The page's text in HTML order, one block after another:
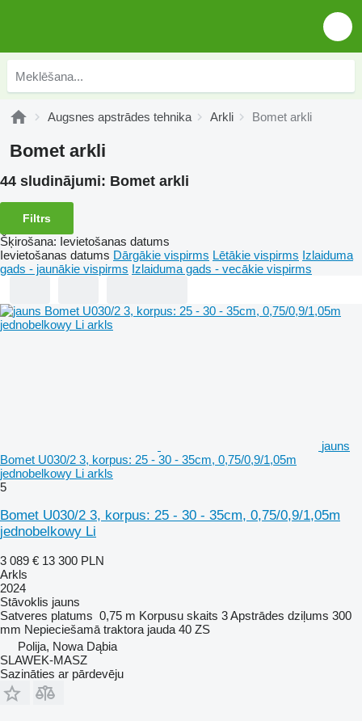
Augsnes apstrādes tehnika Arkli Bomet arkli
Bomet arkli
44 sludinājumi: Bomet arkli
Filtrs
Šķirošana: Ievietošanas datums
Ievietošanas datums Dārgākie vispirms Lētākie vispirms Izlaiduma
gads - jaunākie vispirms Izlaiduma gads - vecākie vispirms
jauns
Bomet U030/2 3, korpus: 25 - 30 - 35cm, 0,75/0,9/1,05m
jednobelkowy Li arkls
5
Bomet U030/2 3, korpus: 25 - 30 - 35cm, 0,75/0,9/1,05m
jednobelkowy Li
3 089 € 13 300 PLN
Arkls
2024
Stāvoklis jauns
Satveres platums 0,75 m Korpusu skaits 3Apstrādes dziļums 300
mm Nepieciešamā traktora jauda 40 ZS
Polija, Nowa Dąbia
SLAWEK-MASZ
Sazināties ar pārdevēju